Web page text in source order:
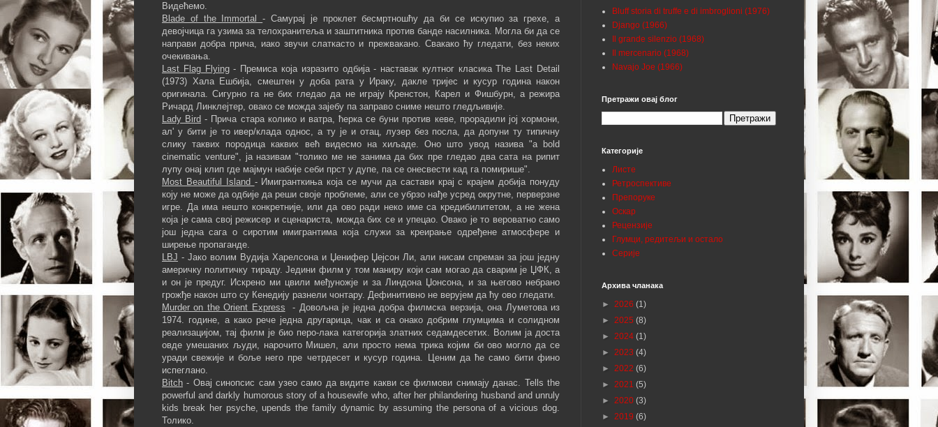
Видећемо.
Blade of the Immortal- Самурај је проклет бесмртношћу да би се искупио за грехе, а
девојчица га узима за телохранитеља и заштитника против банде насилника. Могла би да се
направи добра прича, иако звучи слаткасто и прежвакано. Свакако ћу гледати, без неких
очекивања.
Last Flag Flying- Премиса која изразито одбија - наставак култног класика The Last Detail
(1973) Хала Ешбија, смештен у доба рата у Ираку, дакле тријес и кусур година након
оригинала. Сигурно га не бих гледао да не играју Кренстон, Карел и Фишбурн, а режира
Ричард Линклејтер, овако се можда зајебу па заправо сниме нешто гледљивије.
Lady Bird - Прича стара колико и ватра, ћерка се буни против кеве, прорадили јој хормони,
ал' у бити је то ивер/клада однос, а ту је и отац, лузер без посла, да допуни ту типичну
слику таквих породица каквих већ видесмо на хиљаде. Оно што увод назива "a bold
cinematic venture", ја називам "толико ме не занима да бих пре гледао два сата на рипит
лупу онај клип где мајмун набије себи прст у дупе, па се онесвести кад га помирише".
Most Beautiful Island - Имигранткиња која се мучи да састави крај с крајем добија понуду
коју не може да одбије да реши своје проблеме, али се убрзо нађе усред окрутне, перверзне
игре. Да има нешто конкретније, или да ово ради неко име са кредибилитетом, а не жена
која је сама свој режисер и сценариста, можда бих се и упецао. Овако је то вероватно само
још једна сага о сиротим имигрантима која служи за креирање одређене атмосфере и
ширење пропаганде.
LBJ - Јако волим Вудија Харелсона и Џенифер Џејсон Ли, али нисам спреман за још једну
америчку политичку тираду. Једини филм у том маниру који сам могао да сварим је ЏФК, а
и он је предуг. Искрено ми цвили међуножје и за Линдона Џонсона, и за његово небрано
грожђе након што су Кенедију разнели чонтару. Дефинитивно не верујем да ћу ово гледати.
Murder on the Orient Express - Довољна је једна добра филмска верзија, она Луметова из
1974. године, а како рече једна другарица, чак и са онако добрим глумцима и солидном
реализацијом, тај филм је био перо-лака категорија златних седамдесетих. Волим ја доста
овде умешаних људи, нарочито Мишел, али просто нема трика којим би ово могло да се
уради свежије и боље него пре четрдесет и кусур година. Ценим да ће само бити фино
испеглано.
Bitch - Овај синопсис сам узео само да видите какви се филмови снимају данас. Tells the
powerful and darkly humorous story of a housewife who, after her philandering husband and unruly
kids break her psyche, upends the family dynamic by assuming the persona of a vicious dog.
Толико.
Bluff storia di truffe e di imbroglioni (1976)
Django (1966)
Il grande silenzio (1968)
Il mercenario (1968)
Navajo Joe (1966)
Претражи овај блог
Категорије
Листе
Ретроспективе
Препоруке
Оскар
Рецензије
Глумци, редитељи и остало
Серије
Архива чланака
► 2026 (1)
► 2025 (8)
► 2024 (1)
► 2023 (4)
► 2022 (6)
► 2021 (5)
► 2020 (3)
► 2019 (6)